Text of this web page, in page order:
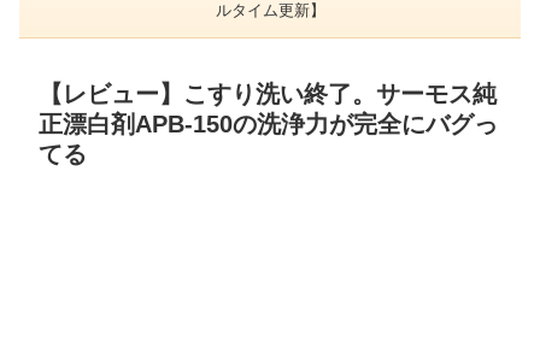
ルタイム更新】
【レビュー】こすり洗い終了。サーモス純
正漂白剤APB-150の洗浄力が完全にバグっ
てる